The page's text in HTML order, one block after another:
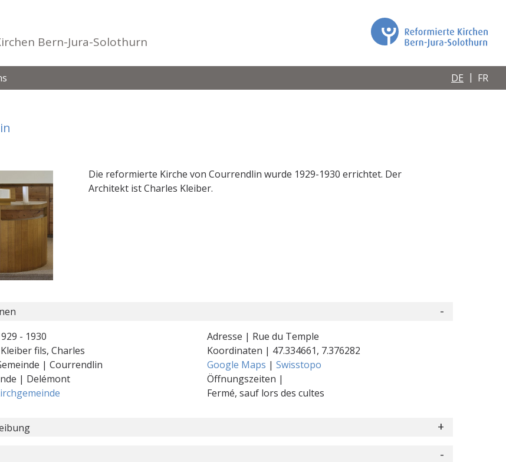
Bern-Jura-Solothurn
DE FR
Die reformierte Kirche von Courrendlin wurde 1929-1930 errichtet. Der
Architekt ist Charles Kleiber.
- 1930
fils, Charles
| Courrendlin
| Delémont
Adresse | Rue du Temple
Koordinaten | 47.334661, 7.376282
Google Maps | Swisstopo
Öffnungszeiten |
Fermé, sauf lors des cultes